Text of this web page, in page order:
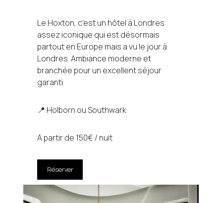
Le Hoxton, c’est un hôtel à Londres
assez iconique qui est désormais
partout en Europe mais a vu le jour à
Londres. Ambiance moderne et
branchée pour un excellent séjour
garanti.
📍 Holborn ou Southwark
A partir de 150€ / nuit
Réserver